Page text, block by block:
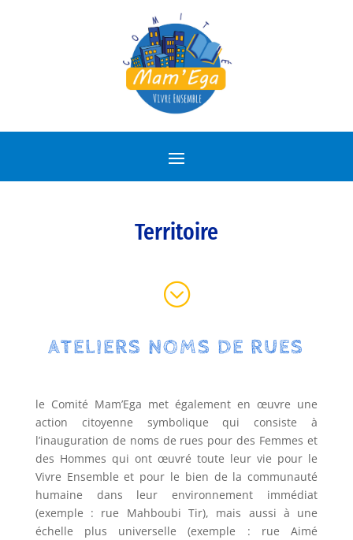
Territoire
;
ATELIERS NOMS DE RUES
le Comité Mam’Ega met également en œuvre une
action citoyenne symbolique qui consiste à
l’inauguration de noms de rues pour des Femmes et
des Hommes qui ont œuvré toute leur vie pour le
Vivre Ensemble et pour le bien de la communauté
humaine dans leur environnement immédiat
(exemple : rue Mahboubi Tir), mais aussi à une
échelle plus universelle (exemple : rue Aimé